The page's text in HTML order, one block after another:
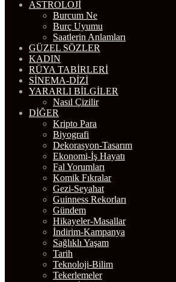
Burç Uyumu
Saatlerin Anlamları
GÜZEL SÖZLER
KADIN
RÜYA TABIRLERI
SINEMA-DIZI
YARARLI BILGILER
Nasıl Çizilir
DIĞER
Kripto Para
Biyografi
Dekorasyon-Tasarım
Ekonomi-İş Hayatı
Fal Yorumları
Komik Fıkralar
Gezi-Seyahat
Guinness Rekorları
Gündem
Hikayeler-Masallar
İndirim-Kampanya
Sağlıklı Yaşam
Tarih
Teknoloji-Bilim
Tekerlemeler
Yeme-İçme
Finans